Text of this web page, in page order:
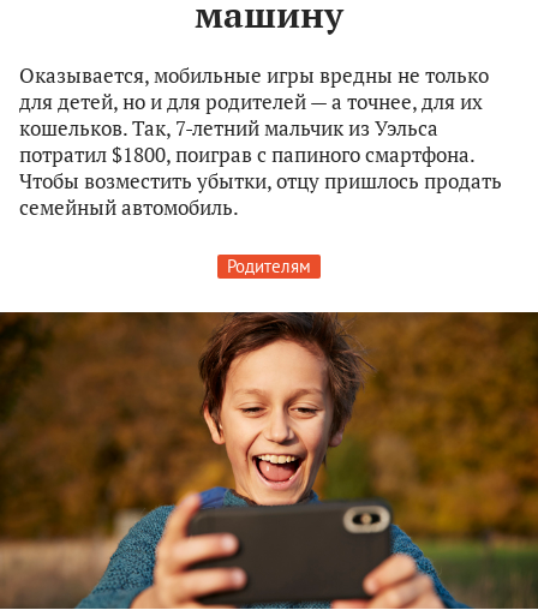
машину
Оказывается, мобильные игры вредны не только
для детей, но и для родителей — а точнее, для их
кошельков. Так, 7-летний мальчик из Уэльса
потратил $1800, поиграв с папиного смартфона.
Чтобы возместить убытки, отцу пришлось продать
семейный автомобиль.
Родителям